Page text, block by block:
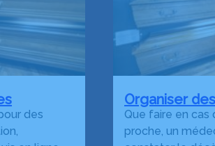
des
Organiser
Que faire en cas
proche, un